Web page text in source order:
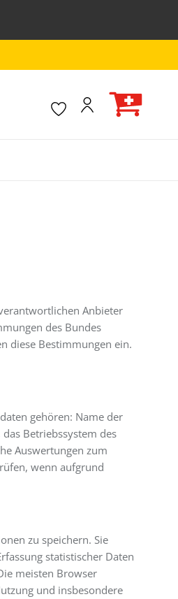
Anbieter
des Bundes
diese Bestimmungen ein.
gehören: Name der
Betriebssystem des
Auswertungen zum
wenn aufgrund
zu speichern. Sie
statistischer Daten
meisten Browser
und insbesondere